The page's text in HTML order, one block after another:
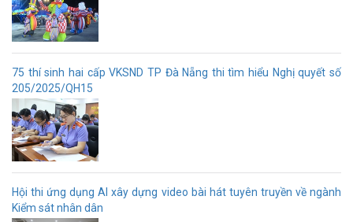
75 thí sinh hai cấp VKSND TP Đà Nẵng thi tìm hiểu Nghị quyết số
205/2025/QH15
Hội thi ứng dụng AI xây dựng video bài hát tuyên truyền về ngành
Kiểm sát nhân dân